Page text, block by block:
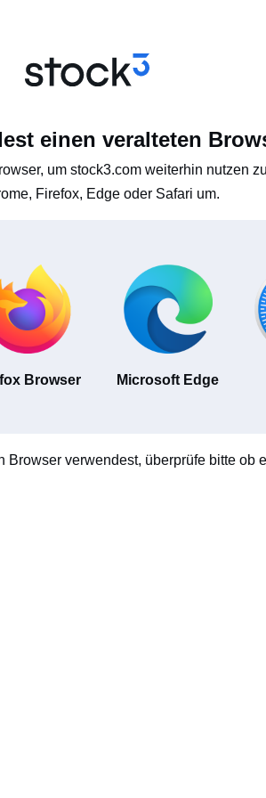
einen veralteten
um stock3.com weiterhin nutzen
Firefox, Edge oder Safari um.
Browser Microsoft Edge
Browser verwendest, überprüfe bitte ob